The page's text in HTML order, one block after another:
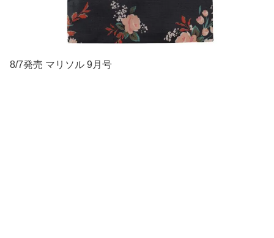
8/7発売 マリソル 9月号